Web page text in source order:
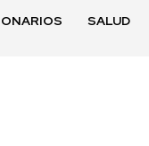
SALUD